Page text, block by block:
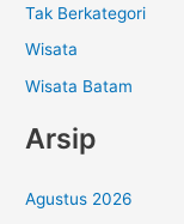
Tak Berkategori
Wisata
Wisata Batam
Arsip
Agustus 2026